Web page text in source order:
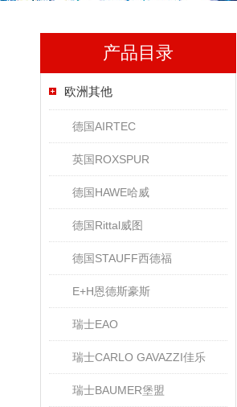
产品目录
欧洲其他
德国AIRTEC
英国ROXSPUR
德国HAWE哈威
德国Rittal威图
德国STAUFF西德福
E+H恩德斯豪斯
瑞士EAO
瑞士CARLO GAVAZZI佳乐
瑞士BAUMER堡盟